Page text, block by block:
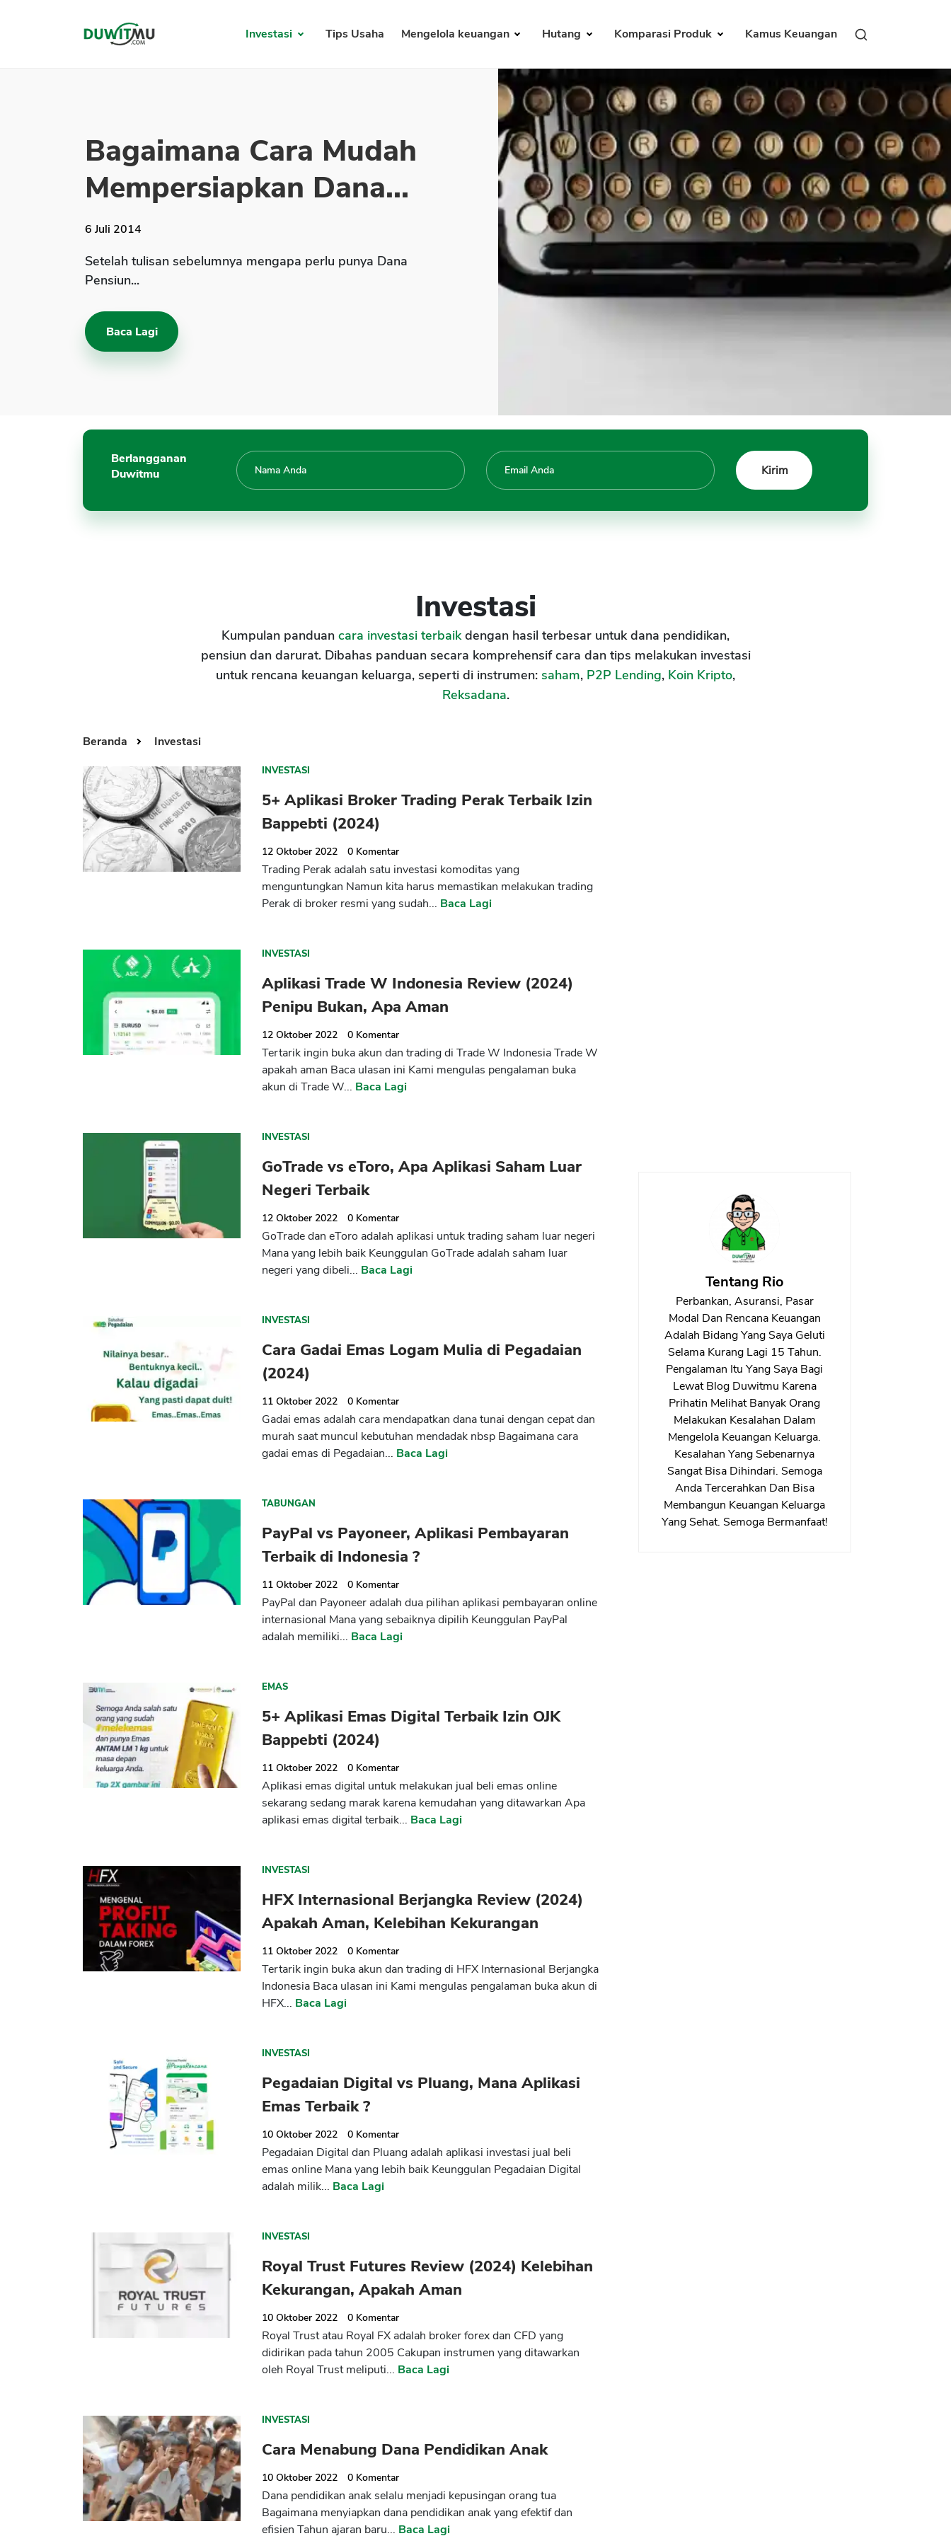
Investasi Tips Usaha Mengelola keuangan Hutang Komparasi Produk Kamus Keuangan
Bagaimana Cara Mudah
Mempersiapkan Dana...
6 Juli 2014
Setelah tulisan sebelumnya mengapa perlu punya Dana
Pensiun...
Baca Lagi
Berlangganan
Duwitmu
Investasi
Kumpulan panduan cara investasi terbaikdengan hasil terbesar untuk dana pendidikan,
pensiun dan darurat. Dibahas panduan secara komprehensif cara dan tips melakukan investasi
untuk rencana keuangan keluarga, seperti di instrumen: saham, P2P Lending, Koin Kripto,
Reksadana.
Beranda Investasi
INVESTASI
5+ Aplikasi Broker Trading Perak Terbaik Izin
Bappebti (2024)
12 Oktober 2022 0 Komentar
Trading Perak adalah satu investasi komoditas yang
menguntungkan Namun kita harus memastikan melakukan trading
Perak di broker resmi yang sudah... Baca Lagi
INVESTASI
Aplikasi Trade W Indonesia Review (2024)
Penipu Bukan, Apa Aman
12 Oktober 2022 0 Komentar
Tertarik ingin buka akun dan trading di Trade W Indonesia Trade W
apakah aman Baca ulasan ini Kami mengulas pengalaman buka
akun di Trade W... Baca Lagi
INVESTASI
GoTrade vs eToro, Apa Aplikasi Saham Luar
Negeri Terbaik
12 Oktober 2022 0 Komentar
GoTrade dan eToro adalah aplikasi untuk trading saham luar negeri
Mana yang lebih baik Keunggulan GoTrade adalah saham luar
negeri yang dibeli... Baca Lagi
INVESTASI
Cara Gadai Emas Logam Mulia di Pegadaian
(2024)
11 Oktober 2022 0 Komentar
Gadai emas adalah cara mendapatkan dana tunai dengan cepat dan
murah saat muncul kebutuhan mendadak nbsp Bagaimana cara
gadai emas di Pegadaian... Baca Lagi
TABUNGAN
PayPal vs Payoneer, Aplikasi Pembayaran
Terbaik di Indonesia ?
11 Oktober 2022 0 Komentar
PayPal dan Payoneer adalah dua pilihan aplikasi pembayaran online
internasional Mana yang sebaiknya dipilih Keunggulan PayPal
adalah memiliki... Baca Lagi
EMAS
5+ Aplikasi Emas Digital Terbaik Izin OJK
Bappebti (2024)
11 Oktober 2022 0 Komentar
Aplikasi emas digital untuk melakukan jual beli emas online
sekarang sedang marak karena kemudahan yang ditawarkan Apa
aplikasi emas digital terbaik... Baca Lagi
INVESTASI
HFX Internasional Berjangka Review (2024)
Apakah Aman, Kelebihan Kekurangan
11 Oktober 2022 0 Komentar
Tertarik ingin buka akun dan trading di HFX Internasional Berjangka
Indonesia Baca ulasan ini Kami mengulas pengalaman buka akun di
HFX... Baca Lagi
INVESTASI
Pegadaian Digital vs Pluang, Mana Aplikasi
Emas Terbaik ?
10 Oktober 2022 0 Komentar
Pegadaian Digital dan Pluang adalah aplikasi investasi jual beli
emas online Mana yang lebih baik Keunggulan Pegadaian Digital
adalah milik... Baca Lagi
INVESTASI
Royal Trust Futures Review (2024) Kelebihan
Kekurangan, Apakah Aman
10 Oktober 2022 0 Komentar
Royal Trust atau Royal FX adalah broker forex dan CFD yang
didirikan pada tahun 2005 Cakupan instrumen yang ditawarkan
oleh Royal Trust meliputi... Baca Lagi
INVESTASI
Cara Menabung Dana Pendidikan Anak
10 Oktober 2022 0 Komentar
Dana pendidikan anak selalu menjadi kepusingan orang tua
Bagaimana menyiapkan dana pendidikan anak yang efektif dan
efisien Tahun ajaran baru... Baca Lagi
Tentang Rio
Perbankan, Asuransi, Pasar
Modal Dan Rencana Keuangan
Adalah Bidang Yang Saya Geluti
Selama Kurang Lagi 15 Tahun.
Pengalaman Itu Yang Saya Bagi
Lewat Blog Duwitmu Karena
Prihatin Melihat Banyak Orang
Melakukan Kesalahan Dalam
Mengelola Keuangan Keluarga.
Kesalahan Yang Sebenarnya
Sangat Bisa Dihindari. Semoga
Anda Tercerahkan Dan Bisa
Membangun Keuangan Keluarga
Yang Sehat. Semoga Bermanfaat!